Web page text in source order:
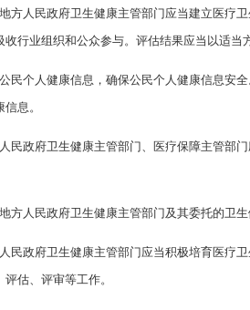
方人民政府卫生健康主管部门应当建立医疗
收行业组织和公众参与。评估结果应当以适
民个人健康信息，确保公民个人健康信息安
息。
民政府卫生健康主管部门、医疗保障主管部
方人民政府卫生健康主管部门及其委托的卫
民政府卫生健康主管部门应当积极培育医疗
估、评审等工作。